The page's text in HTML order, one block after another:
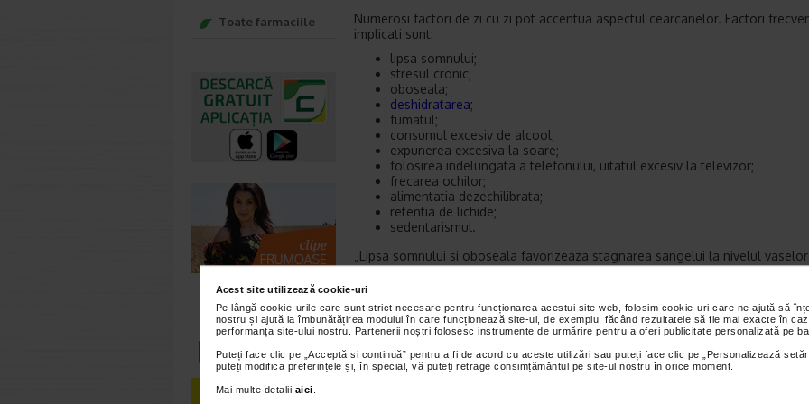
Acest site utilizează cookie-uri
Pe lângă cookie-urile care sunt strict necesare pentru funcționarea acestui site web, folosim cookie-uri care ne ajută să
nostru și ajută la îmbunătățirea modului în care funcționează site-ul, de exemplu, făcând rezultatele să fie mai exacte în
performanța site-ului nostru. Partenerii noștri folosesc instrumente de urmărire pentru a oferi publicitate personalizată pe
Puteți face clic pe „Acceptă si continuă” pentru a fi de acord cu aceste utilizări sau puteți face clic pe „Personalizează
puteți modifica preferințele și, în special, vă puteți retrage consimțământul pe site-ul nostru în orice moment.
Mai multe detalii aici
Numerosi factori de zi cu zi pot accentua aspectul cearcanelor. Factori
implicati sunt:
lipsa somnului;
stresul cronic;
oboseala;
deshidratarea;
fumatul;
consumul excesiv de alcool;
expunerea excesiva la soare;
folosirea indelungata a telefonului, uitatul excesiv la televizor;
frecarea ochilor;
alimentatia dezechilibrata;
retentia de lichide;
sedentarismul.
„Lipsa somnului si oboseala favorizeaza stagnarea sangelui la nivelul
sub ochi, ceea ce poate crea un aspect albastrui sau violaceu. Fumatul si
accelereaza degradarea colagenului si reduc calitatea pielii, accentuand
adancit si transparent al regiunii periorbitale”, ne explica dr. Ioana Scripca.
Posibile cauze medicale
Conform literaturii medicale, originea biologica a cearcanelor poate fi
multe categorii principale.
Toate farmaciile